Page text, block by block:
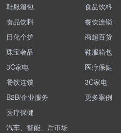
鞋服箱包
食品饮料
日化个护
珠宝奢品
3C家电
餐饮连锁
B2B/企业服务
医疗保健
汽车、智能、后市场
食品饮料
餐饮连锁
商超百货
鞋服箱包
医疗保健
3C家电
更多案例